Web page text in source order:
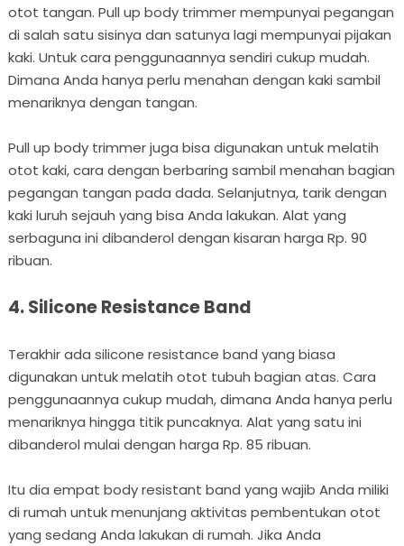
otot tangan. Pull up body trimmer mempunyai pegangan
di salah satu sisinya dan satunya lagi mempunyai pijakan
kaki. Untuk cara penggunaannya sendiri cukup mudah.
Dimana Anda hanya perlu menahan dengan kaki sambil
menariknya dengan tangan.
Pull up body trimmer juga bisa digunakan untuk melatih
otot kaki, cara dengan berbaring sambil menahan bagian
pegangan tangan pada dada. Selanjutnya, tarik dengan
kaki luruh sejauh yang bisa Anda lakukan. Alat yang
serbaguna ini dibanderol dengan kisaran harga Rp. 90
ribuan.
4. Silicone Resistance Band
Terakhir ada silicone resistance band yang biasa
digunakan untuk melatih otot tubuh bagian atas. Cara
penggunaannya cukup mudah, dimana Anda hanya perlu
menariknya hingga titik puncaknya. Alat yang satu ini
dibanderol mulai dengan harga Rp. 85 ribuan.
Itu dia empat body resistant band yang wajib Anda miliki
di rumah untuk menunjang aktivitas pembentukan otot
yang sedang Anda lakukan di rumah. Jika Anda